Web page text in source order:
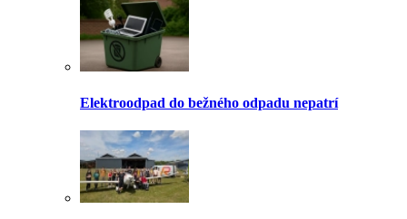
Elektroodpad do bežného odpadu nepatrí